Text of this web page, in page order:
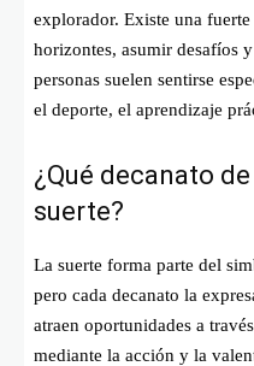
explorador. Existe una
horizontes, asumir desafíos
personas suelen sentirse
el deporte, el aprendizaje
¿Qué decanato
suerte?
La suerte forma parte del
pero cada decanato la
atraen oportunidades a
mediante la acción y la